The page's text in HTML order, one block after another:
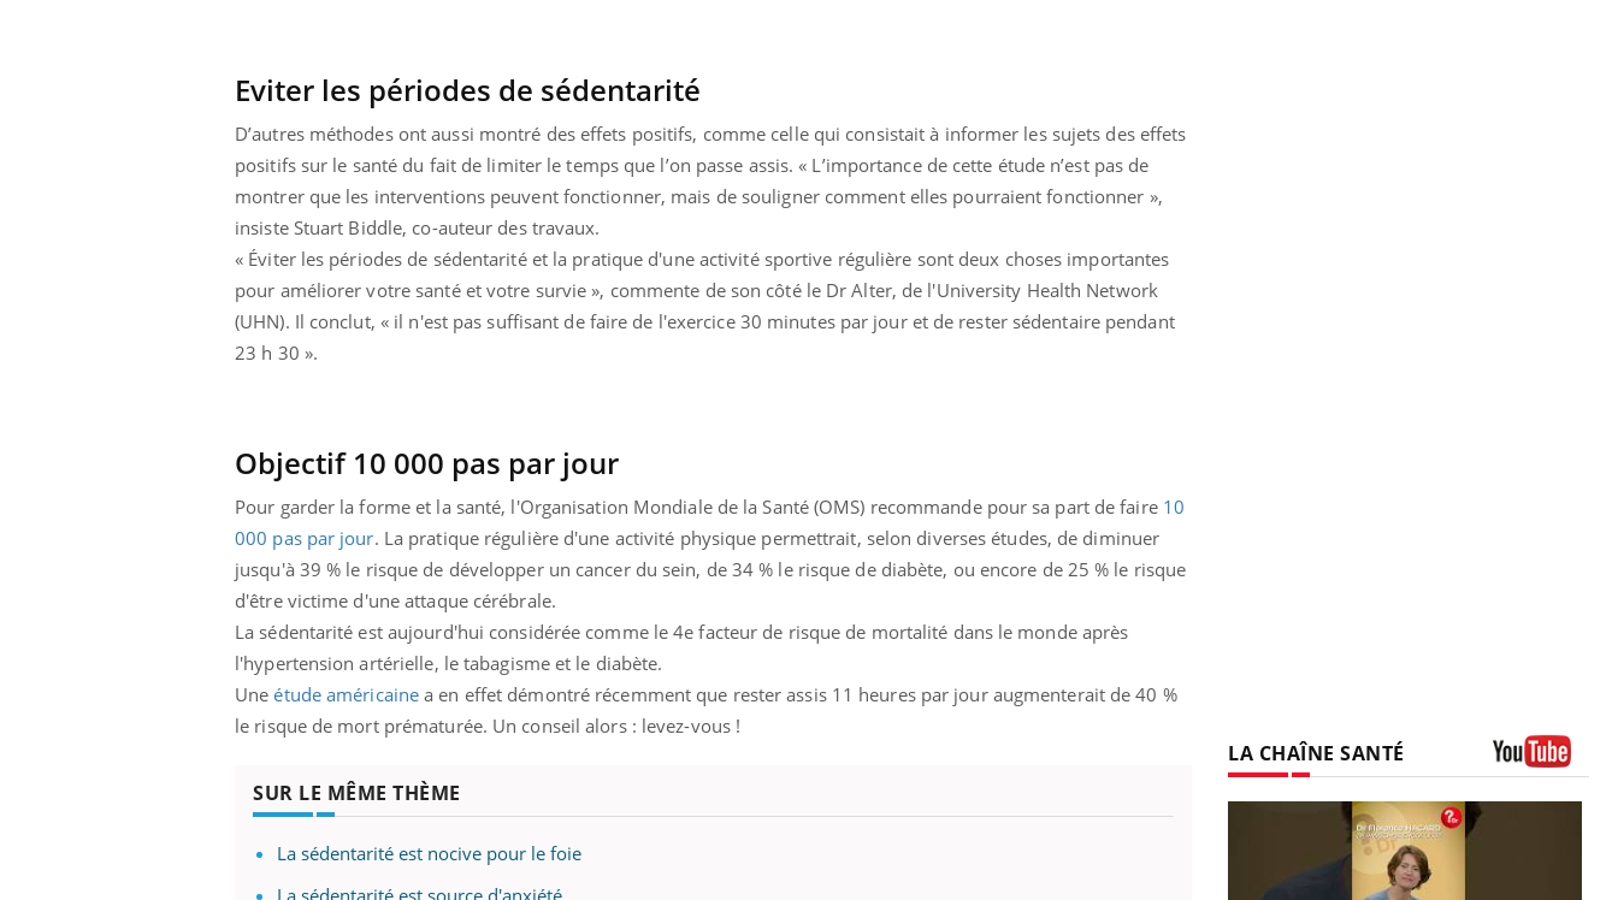
Eviter les périodes de sédentarité
D’autres méthodes ont aussi montré des effets positifs, comme celle qui consistait à informer les sujets des effets
positifs sur le santé du fait de limiter le temps que l’on passe assis. « L’importance de cette étude n’est pas de
montrer que les interventions peuvent fonctionner, mais de souligner comment elles pourraient fonctionner »,
insiste Stuart Biddle, co-auteur des travaux.
« Éviter les périodes de sédentarité et la pratique d'une activité sportive régulière sont deux choses importantes
pour améliorer votre santé et votre survie », commente de son côté le Dr Alter, de l'University Health Network
(UHN). Il conclut, « il n'est pas suffisant de faire de l'exercice 30 minutes par jour et de rester sédentaire pendant
23 h 30 ».
Objectif 10 000 pas par jour
Pour garder la forme et la santé, l'Organisation Mondiale de la Santé (OMS) recommande pour sa part de faire 10
000 pas par jour. La pratique régulière d'une activité physique permettrait, selon diverses études, de diminuer
jusqu'à 39 % le risque de développer un cancer du sein, de 34 % le risque de diabète, ou encore de 25 % le risque
d'être victime d'une attaque cérébrale.
La sédentarité est aujourd'hui considérée comme le 4e facteur de risque de mortalité dans le monde après
l'hypertension artérielle, le tabagisme et le diabète.
Uneétude américaine a en effet démontré récemment que rester assis 11 heures par jour augmenterait de 40 %
le risque de mort prématurée. Un conseil alors : levez-vous !
SUR LE MÊME THÈME
La sédentarité est nocive pour le foie
La sédentarité est source d'anxiété
LA CHAÎNE SANTÉ